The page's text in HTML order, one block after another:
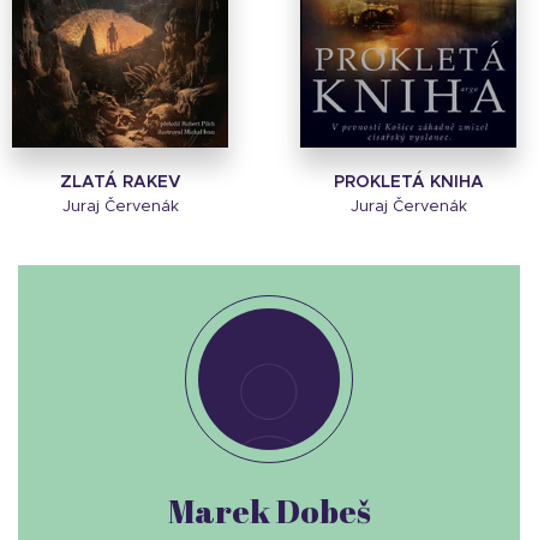
ZLATÁ RAKEV
Juraj Červenák
PROKLETÁ KNIHA
Juraj Červenák
Marek Dobeš